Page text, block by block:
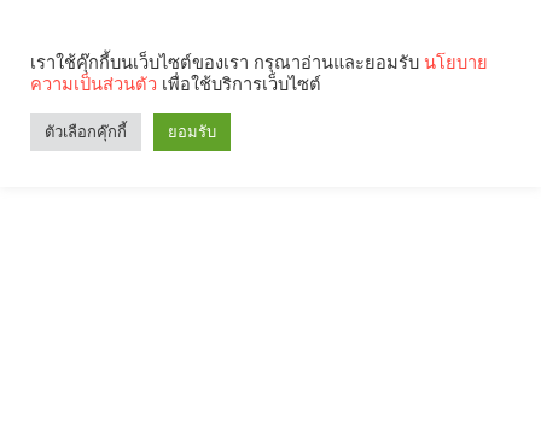
เราใช้คุ๊กกี้บนเว็บไซต์ของเรา กรุณาอ่านและยอมรับ นโยบาย
ความเป็นส่วนตัว เพื่อใช้บริการเว็บไซต์
ตัวเลือกคุ๊กกี้ ยอมรับ